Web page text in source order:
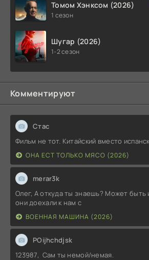
Томом Хэнксом (2026)
1 сезон
Шугар (2026)
1-2 сезон
Комментируют
Стас
Фильм не тот. Китайский вместо
ОНА ЕСТ ТОЛЬКО МЯСО (2026)
merar3k
Олег, А откуда ты знаешь? Может быть
они доехали к нам с
ВОЕННАЯ МАШИНА (2026)
POijhchdjsk
123987, Сам ты немой/немая.